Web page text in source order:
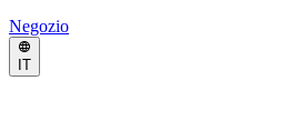
Negozio
IT